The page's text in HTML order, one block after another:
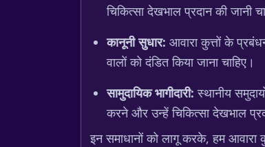
चिकित्सा देखभाल प्रदान की जानी
कानूनी सुधार: आवारा कुत्तों के
वालों को दंडित किया जाना चाहिए।
सामुदायिक भागीदारी: स्थानीय
करने और उन्हें चिकित्सा देखभाल
इन समाधानों को लागू करके, हम